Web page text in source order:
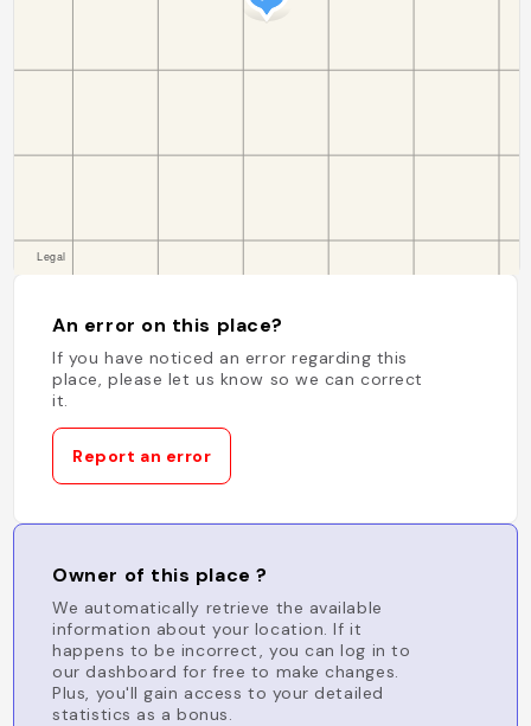
An error on this place?
If you have noticed an error regarding this
place, please let us know so we can correct
it.
Report an error
Owner of this place ?
We automatically retrieve the available
information about your location. If it
happens to be incorrect, you can log in to
our dashboard for free to make changes.
Plus, you'll gain access to your detailed
statistics as a bonus.